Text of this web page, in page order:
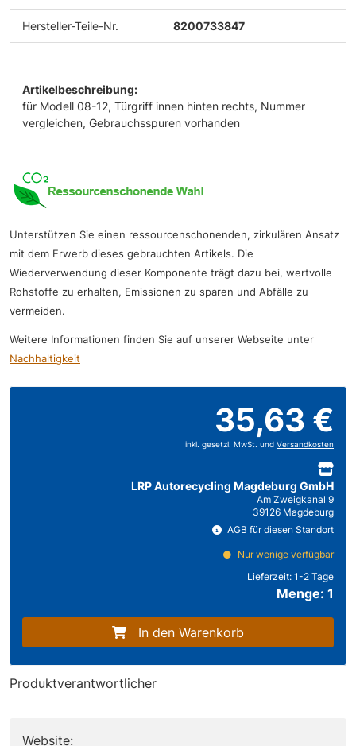
Hersteller-Teile-Nr. 8200733847
Artikelbeschreibung:
für Modell 08-12, Türgriff innen hinten rechts, Nummer
vergleichen, Gebrauchsspuren vorhanden
Unterstützen Sie einen ressourcenschonenden, zirkulären Ansatz
mit dem Erwerb dieses gebrauchten Artikels. Die
Wiederverwendung dieser Komponente trägt dazu bei, wertvolle
Rohstoffe zu erhalten, Emissionen zu sparen und Abfälle zu
vermeiden.
Weitere Informationen finden Sie auf unserer Webseite unter
Nachhaltigkeit
35,63 €
inkl. gesetzl. MwSt. und Versandkosten
LRP Autorecycling Magdeburg GmbH
Am Zweigkanal 9
39126 Magdeburg
AGB für diesen Standort
Nur wenige verfügbar
Lieferzeit: 1-2 Tage
Menge: 1
In den Warenkorb
Produktverantwortlicher
Website: